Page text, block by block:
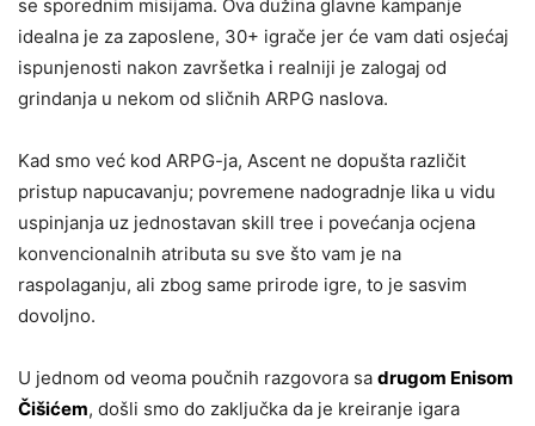
se sporednim misijama. Ova dužina glavne kampanje
idealna je za zaposlene, 30+ igrače jer će vam dati osjećaj
ispunjenosti nakon završetka i realniji je zalogaj od
grindanja u nekom od sličnih ARPG naslova.
Kad smo već kod ARPG-ja, Ascent ne dopušta različit
pristup napucavanju; povremene nadogradnje lika u vidu
uspinjanja uz jednostavan skill tree i povećanja ocjena
konvencionalnih atributa su sve što vam je na
raspolaganju, ali zbog same prirode igre, to je sasvim
dovoljno.
U jednom od veoma poučnih razgovora sa drugom Enisom
Čišićem, došli smo do zaključka da je kreiranje igara